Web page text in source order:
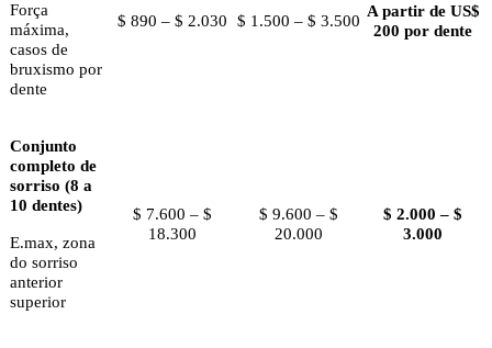
Força
máxima,
casos de
bruxismo por
dente
$ 890 – $ 2.030 $ 1.500 – $ 3.500
A partir de US$
200 por dente
Conjunto
completo de
sorriso (8 a
10 dentes)
E.max, zona
do sorriso
anterior
superior
$ 7.600 – $
18.300
$ 9.600 – $
20.000
$ 2.000 – $
3.000